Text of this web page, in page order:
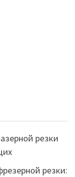
резки
резки: